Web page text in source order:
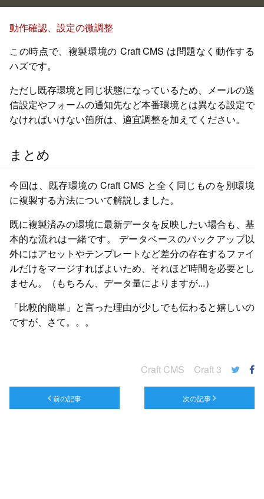
動作確認、設定の微調整
この時点で、複製環境の Craft CMS は問題なく動作する
ハズです。
ただし既存環境と同じ状態になっているため、メールの送
信設定やフォームの通知先など本番環境とは異なる設定で
なければいけない箇所は、適宜調整を加えてください。
まとめ
今回は、既存環境の Craft CMS と全く同じものを別環境
に複製する方法について解説しました。
既に複製済みの環境に最新データを反映したい場合も、基
本的な流れは一緒です。
データベースのバックアップ以
外にはアセットやテンプレートなど差分の存在するファイ
ルだけをマージすればよいため、それほど時間を必要とし
ません。（もちろん、データ量によりますが...）
「比較的簡単」と言った理由が少しでも伝わると嬉しいの
ですが、さて。。。
Craft CMS Craft 3
前の記事 次の記事